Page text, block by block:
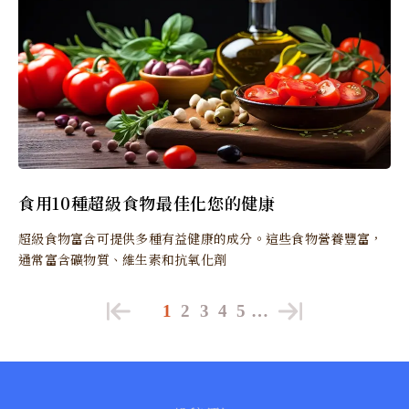
食用10種超級食物最佳化您的健康
超級食物富含可提供多種有益健康的成分。這些食物營養豐富，
通常富含礦物質、維生素和抗氧化劑
1 2 3 4 5 …